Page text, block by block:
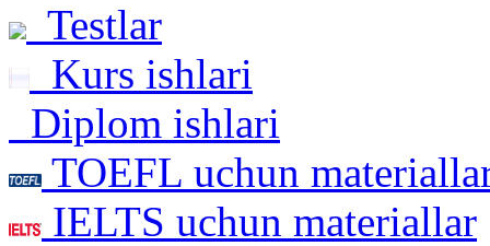
Testlar
Kurs ishlari
Diplom ishlari
TOEFL uchun
IELTS uchun materiallar